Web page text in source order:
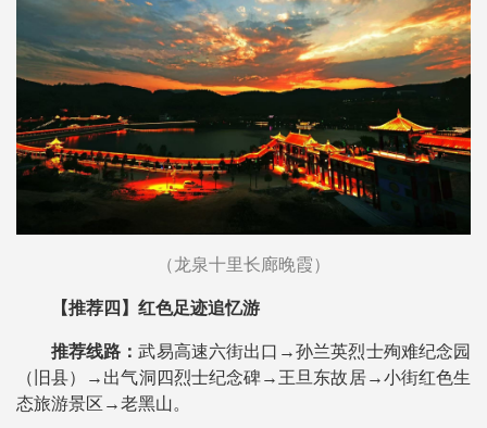
（龙泉十里长廊晚霞）
【推荐四】红色足迹追忆游
推荐线路：武易高速六街出口→孙兰英烈士殉难纪念园
（旧县）→出气洞四烈士纪念碑→王旦东故居→小街红色生
态旅游景区→老黑山。